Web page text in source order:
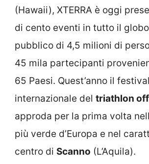
(Hawaii), XTERRA è oggi
di cento eventi in tutto il
pubblico di 4,5 milioni di
45 mila partecipanti
65 Paesi. Quest’anno il festival
internazionale del triathlon
approda per la prima volta
più verde d’Europa e nel
centro di Scanno (L’Aquila).